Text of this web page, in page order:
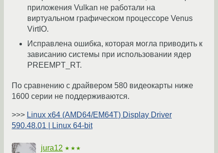
приложения Vulkan не работали на
виртуальном графическом процессоре Venus
VirtIO.
Исправлена ошибка, которая могла приводить к
зависанию системы при использовании ядер
PREEMPT_RT.
По сравнению с драйвером 580 видеокарты ниже
1600 серии не поддерживаются.
>>> Linux x64 (AMD64/EM64T) Display Driver
590.48.01 | Linux 64-bit
jura12 ★★★